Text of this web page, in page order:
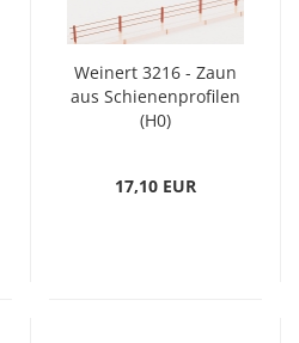
Weinert 3216 - Zaun
aus Schienenprofilen
(H0)
17,10 EUR